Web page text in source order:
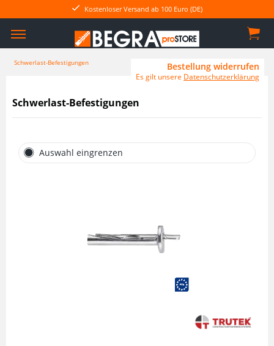
Kostenloser Versand ab 100 Euro (DE)
Schwerlast-Befestigungen
Schwerlast-Befestigungen
Auswahl eingrenzen
Bestellung widerrufen
Es gilt unsere Datenschutzerklärung